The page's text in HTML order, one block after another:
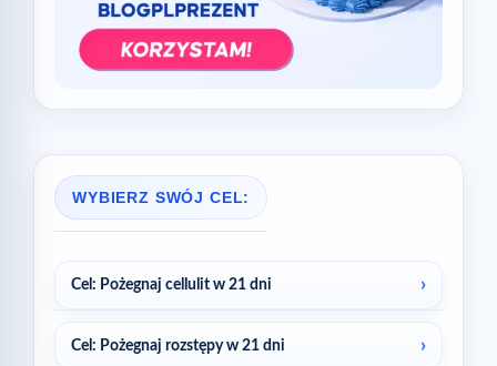
WYBIERZ SWÓJ CEL:
Cel: Pożegnaj cellulit w 21 dni
Cel: Pożegnaj rozstępy w 21 dni